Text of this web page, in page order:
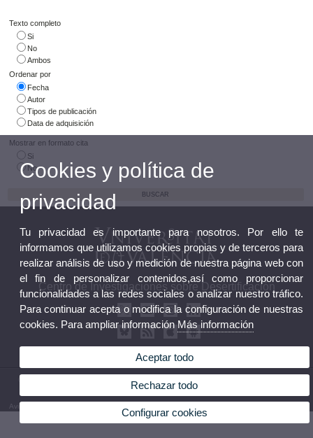
Texto completo
Si
No
Ambos
Ordenar por
Fecha
Autor
Tipos de publicación
Data de adquisición
Mostrar en formato cita
Si
No
Centro de Investigaciones sobre Desertificación
3424162
Aviso legal
Cookies y política de
privacidad
Tu privacidad es importante para nosotros. Por ello te
informamos que utilizamos cookies propias y de terceros para
realizar análisis de uso y medición de nuestra página web con
el fin de personalizar contenidos,así como proporcionar
funcionalidades a las redes sociales o analizar nuestro tráfico.
Para continuar acepta o modifica la configuración de nuestras
cookies. Para ampliar información Más información
Aceptar todo
Rechazar todo
Configurar cookies